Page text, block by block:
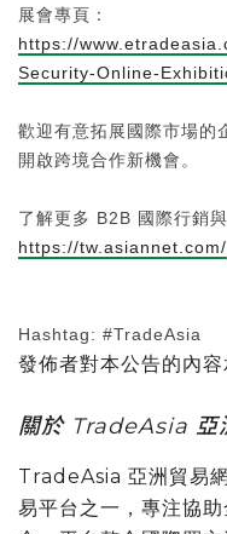
展會專頁：
https://
Security-Online-
歡迎有意拓展國際市場的
開啟跨境合作新機會。
了解更多 B2B 國際行銷與
https://tw.asiannet.com/
Hashtag: #TradeAsia
發佈者對本公告的內
關於 TradeAsia 亞
TradeAsia 亞洲貿易
易平台之一，專注協